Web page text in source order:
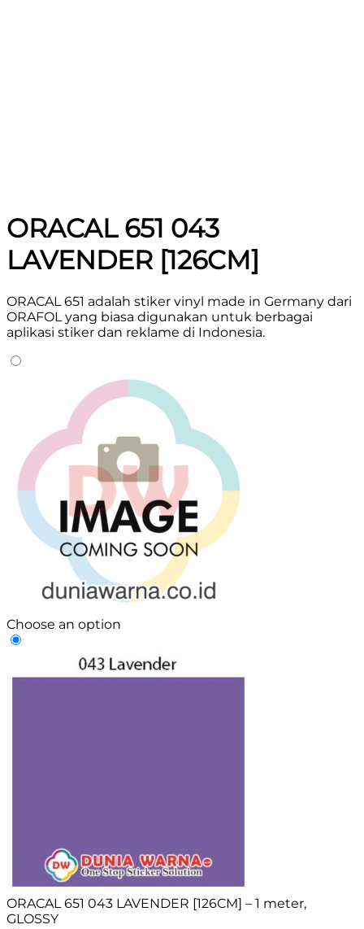
ORACAL 651 043
LAVENDER [126CM]
ORACAL 651 adalah stiker vinyl made in Germany dari
ORAFOL yang biasa digunakan untuk berbagai
aplikasi stiker dan reklame di Indonesia.
Choose an option
ORACAL 651 043 LAVENDER [126CM] – 1 meter,
GLOSSY